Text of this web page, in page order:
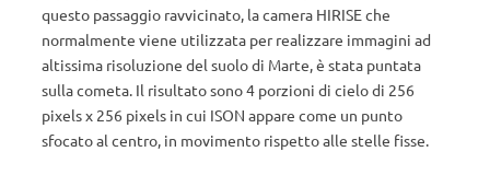
questo passaggio ravvicinato, la camera HIRISE che
normalmente viene utilizzata per realizzare immagini ad
altissima risoluzione del suolo di Marte, è stata puntata
sulla cometa. Il risultato sono 4 porzioni di cielo di 256
pixels x 256 pixels in cui ISON appare come un punto
sfocato al centro, in movimento rispetto alle stelle fisse.